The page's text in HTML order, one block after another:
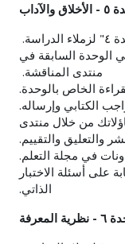
الوحدة السابقة في
منتدى المناقشة.
الخاص بالوحدة.
الكتابي وإرساله.
من خلال منتدى
والتعليق والتقييم.
في مجلة التعلم.
أسئلة الاختبار
الذاتي.
المعرفة